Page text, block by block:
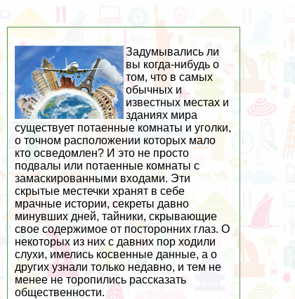
Задумывались ли
вы когда-нибудь о
том, что в самых
обычных и
известных местах и
зданиях мира
существует потаенные комнаты и уголки,
о точном расположении которых мало
кто осведомлен? И это не просто
подвалы или потаенные комнаты с
замаскированными входами. Эти
скрытые местечки хранят в себе
мрачные истории, секреты давно
минувших дней, тайники, скрывающие
свое содержимое от посторонних глаз. О
некоторых из них с давних пор ходили
слухи, имелись косвенные данные, а о
других узнали только недавно, и тем не
менее не торопились рассказать
общественности.